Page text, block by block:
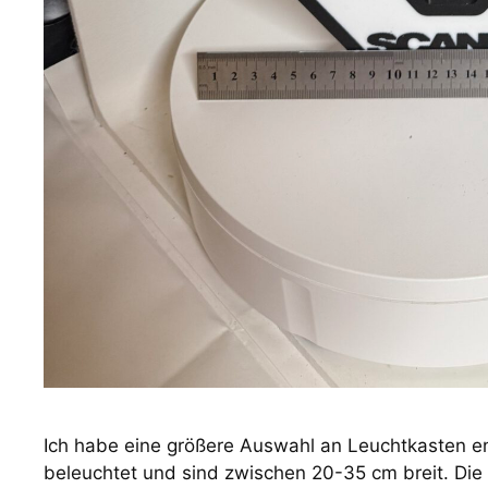
Ich habe eine größere Auswahl an Leuchtkasten
beleuchtet und sind zwischen 20-35 cm breit.